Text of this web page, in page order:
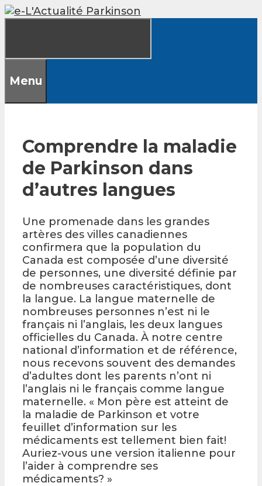
Skip
to
Menu
Comprendre la maladie
de Parkinson dans
d’autres langues
Une promenade dans les grandes
artères des villes canadiennes
confirmera que la population du
Canada est composée d’une diversité
de personnes, une diversité définie par
de nombreuses caractéristiques, dont
la langue. La langue maternelle de
nombreuses personnes n’est ni le
français ni l’anglais, les deux langues
officielles du Canada. À notre centre
national d’information et de référence,
nous recevons souvent des demandes
d’adultes dont les parents n’ont ni
l’anglais ni le français comme langue
maternelle. « Mon père est atteint de
la maladie de Parkinson et votre
feuillet d’information sur les
médicaments est tellement bien fait!
Auriez-vous une version italienne pour
l’aider à comprendre ses
médicaments? »